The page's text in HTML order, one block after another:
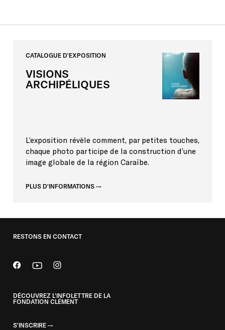
CATALOGUE D'EXPOSITION
VISIONS
ARCHIPÉLIQUES
L’exposition révèle comment, par petites touches,
chaque photo participe de la construction d’une
image globale de la région Caraïbe.
PLUS D'INFORMATIONS
RESTONS EN CONTACT
DÉCOUVREZ L'INFOLETTRE DE LA
FONDATION CLÉMENT
S'INSCRIRE